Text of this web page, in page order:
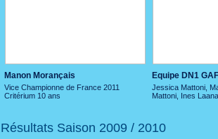
Manon Morançais
Vice Championne de France 2011
Critérium 10 ans
Equipe DN1
Jessica Mattoni,
Mattoni, Ines
Résultats Saison 2009 / 2010